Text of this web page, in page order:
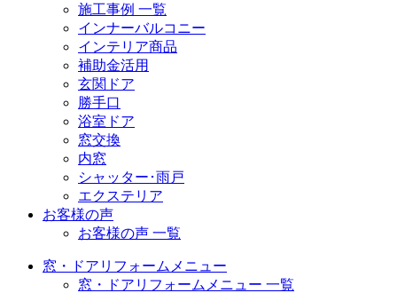
施工事例 一覧
インナーバルコニー
インテリア商品
補助金活用
玄関ドア
勝手口
浴室ドア
窓交換
内窓
シャッター･雨戸
エクステリア
お客様の声
お客様の声 一覧
窓・ドアリフォームメニュー
窓・ドアリフォームメニュー 一覧